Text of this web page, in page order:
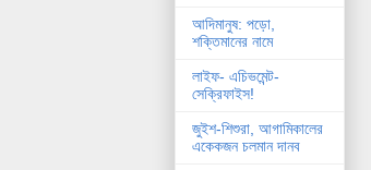
আদিমানুষ: পড়ো,
শক্তিমানের নামে
লাইফ- এচিভমেন্ট-
সেক্রিফাইস!
জুইশ-শিশুরা, আগামিকালের
একেকজন চলমান দানব